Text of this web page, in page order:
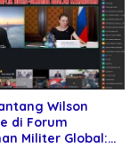
Wilson
di Forum
Militer Global: